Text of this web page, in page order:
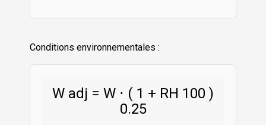
Conditions environnementales :
W adj = W ⋅ ( 1 + RH 100 )
0.25